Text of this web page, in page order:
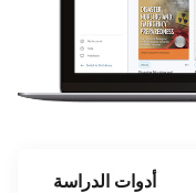
أدوات الدراسة